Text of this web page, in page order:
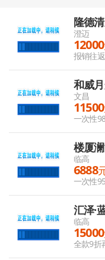
隆德
澄迈
12000
报销往
和威
文昌
11500
一次性
楼厦
临高
6888
一次性
汇泽·
临高
15000
全款9折